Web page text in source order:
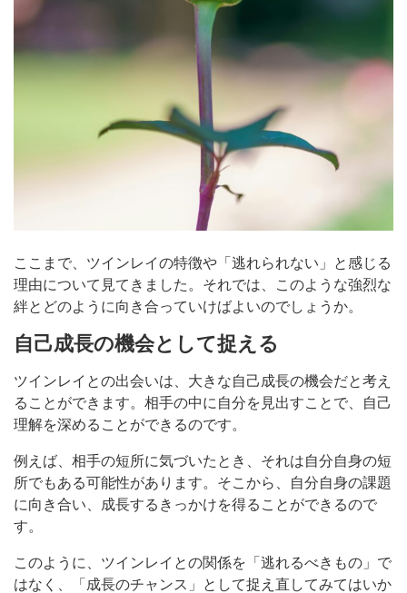
ここまで、ツインレイの特徴や「逃れられない」と感じる
理由について見てきました。それでは、このような強烈な
絆とどのように向き合っていけばよいのでしょうか。
自己成長の機会として捉える
ツインレイとの出会いは、大きな自己成長の機会だと考え
ることができます。相手の中に自分を見出すことで、自己
理解を深めることができるのです。
例えば、相手の短所に気づいたとき、それは自分自身の短
所でもある可能性があります。そこから、自分自身の課題
に向き合い、成長するきっかけを得ることができるので
す。
このように、ツインレイとの関係を「逃れるべきもの」で
はなく、「成長のチャンス」として捉え直してみてはいか